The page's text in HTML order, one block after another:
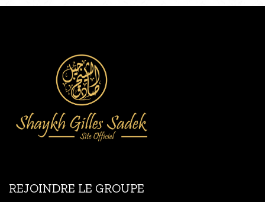
REJOINDRE LE GROUPE